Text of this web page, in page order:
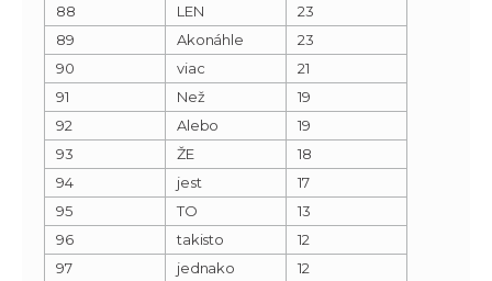
88
LEN
23
89
Akonáhle
23
90
viac
21
91
Než
19
92
Alebo
19
93
ŽE
18
94
jest
17
95
TO
13
96
takisto
12
97
jednako
12